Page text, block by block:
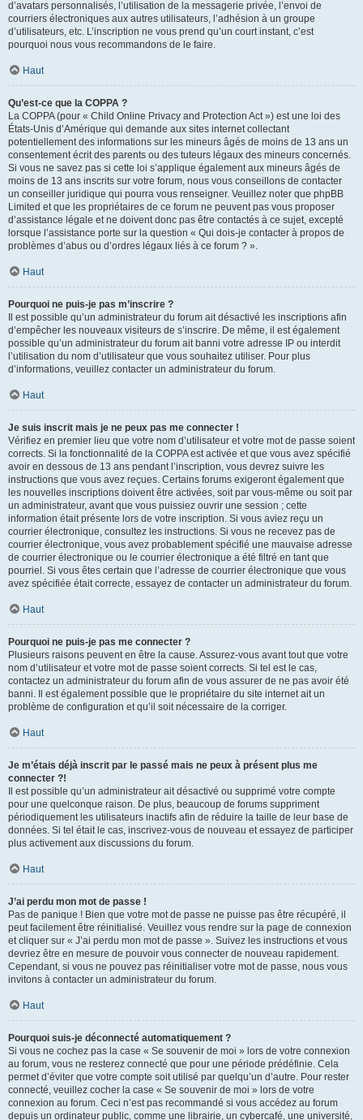
d’avatars personnalisés, l’utilisation de la messagerie privée, l’envoi de
courriers électroniques aux autres utilisateurs, l’adhésion à un groupe
d’utilisateurs, etc. L’inscription ne vous prend qu’un court instant, c’est
pourquoi nous vous recommandons de le faire.
Haut
Qu’est-ce que la COPPA ?
La COPPA (pour « Child Online Privacy and Protection Act ») est une loi des
États-Unis d’Amérique qui demande aux sites internet collectant
potentiellement des informations sur les mineurs âgés de moins de 13 ans un
consentement écrit des parents ou des tuteurs légaux des mineurs concernés.
Si vous ne savez pas si cette loi s’applique également aux mineurs âgés de
moins de 13 ans inscrits sur votre forum, nous vous conseillons de contacter
un conseiller juridique qui pourra vous renseigner. Veuillez noter que phpBB
Limited et que les propriétaires de ce forum ne peuvent pas vous proposer
d’assistance légale et ne doivent donc pas être contactés à ce sujet, excepté
lorsque l’assistance porte sur la question « Qui dois-je contacter à propos de
problèmes d’abus ou d’ordres légaux liés à ce forum ? ».
Haut
Pourquoi ne puis-je pas m’inscrire ?
Il est possible qu’un administrateur du forum ait désactivé les inscriptions afin
d’empêcher les nouveaux visiteurs de s’inscrire. De même, il est également
possible qu’un administrateur du forum ait banni votre adresse IP ou interdit
l’utilisation du nom d’utilisateur que vous souhaitez utiliser. Pour plus
d’informations, veuillez contacter un administrateur du forum.
Haut
Je suis inscrit mais je ne peux pas me connecter !
Vérifiez en premier lieu que votre nom d’utilisateur et votre mot de passe soient
corrects. Si la fonctionnalité de la COPPA est activée et que vous avez spécifié
avoir en dessous de 13 ans pendant l’inscription, vous devrez suivre les
instructions que vous avez reçues. Certains forums exigeront également que
les nouvelles inscriptions doivent être activées, soit par vous-même ou soit par
un administrateur, avant que vous puissiez ouvrir une session ; cette
information était présente lors de votre inscription. Si vous aviez reçu un
courrier électronique, consultez les instructions. Si vous ne recevez pas de
courrier électronique, vous avez probablement spécifié une mauvaise adresse
de courrier électronique ou le courrier électronique a été filtré en tant que
pourriel. Si vous êtes certain que l’adresse de courrier électronique que vous
avez spécifiée était correcte, essayez de contacter un administrateur du forum.
Haut
Pourquoi ne puis-je pas me connecter ?
Plusieurs raisons peuvent en être la cause. Assurez-vous avant tout que votre
nom d’utilisateur et votre mot de passe soient corrects. Si tel est le cas,
contactez un administrateur du forum afin de vous assurer de ne pas avoir été
banni. Il est également possible que le propriétaire du site internet ait un
problème de configuration et qu’il soit nécessaire de la corriger.
Haut
Je m’étais déjà inscrit par le passé mais ne peux à présent plus me
connecter ?!
Il est possible qu’un administrateur ait désactivé ou supprimé votre compte
pour une quelconque raison. De plus, beaucoup de forums suppriment
périodiquement les utilisateurs inactifs afin de réduire la taille de leur base de
données. Si tel était le cas, inscrivez-vous de nouveau et essayez de participer
plus activement aux discussions du forum.
Haut
J’ai perdu mon mot de passe !
Pas de panique ! Bien que votre mot de passe ne puisse pas être récupéré, il
peut facilement être réinitialisé. Veuillez vous rendre sur la page de connexion
et cliquer sur « J’ai perdu mon mot de passe ». Suivez les instructions et vous
devriez être en mesure de pouvoir vous connecter de nouveau rapidement.
Cependant, si vous ne pouvez pas réinitialiser votre mot de passe, nous vous
invitons à contacter un administrateur du forum.
Haut
Pourquoi suis-je déconnecté automatiquement ?
Si vous ne cochez pas la case « Se souvenir de moi » lors de votre connexion
au forum, vous ne resterez connecté que pour une période prédéfinie. Cela
permet d’éviter que votre compte soit utilisé par quelqu’un d’autre. Pour rester
connecté, veuillez cocher la case « Se souvenir de moi » lors de votre
connexion au forum. Ceci n’est pas recommandé si vous accédez au forum
depuis un ordinateur public, comme une librairie, un cybercafé, une université,